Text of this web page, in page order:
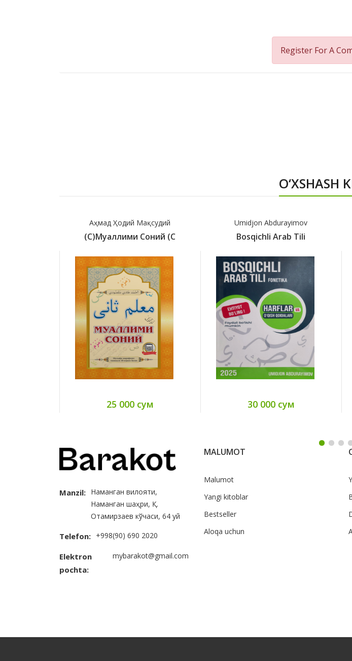
Register For A
O‘XSHASH
Аҳмад Ҳодий Мақсудий
(с)Муаллими Соний (с
25 000 сум
Umidjon Abdurayimov
Bosqichli Arab Tili
30 000 сум
Manzil: Наманган вилояти,
Наманган шаҳри, Қ.
Отамирзаев кўчаси, 64 уй
Telefon: +998(90) 690 2020
Elektron
pochta:
mybarakot@gmail.com
MALUMOT
Malumot
Yangi kitoblar
Bestseller
Aloqa uchun